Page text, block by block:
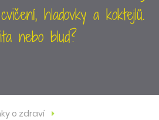
hladovky a koktejlů.
nebo blud?
o zdraví